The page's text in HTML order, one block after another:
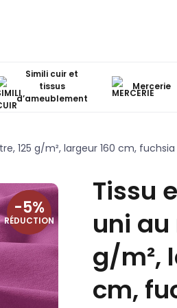
Simili cuir et
tissus
d’ameublement
Mercerie
125 g/m², largeur 160 cm, fuchsia
-5%
RÉDUCTION
Tissu
uni au
g/m²,
cm,